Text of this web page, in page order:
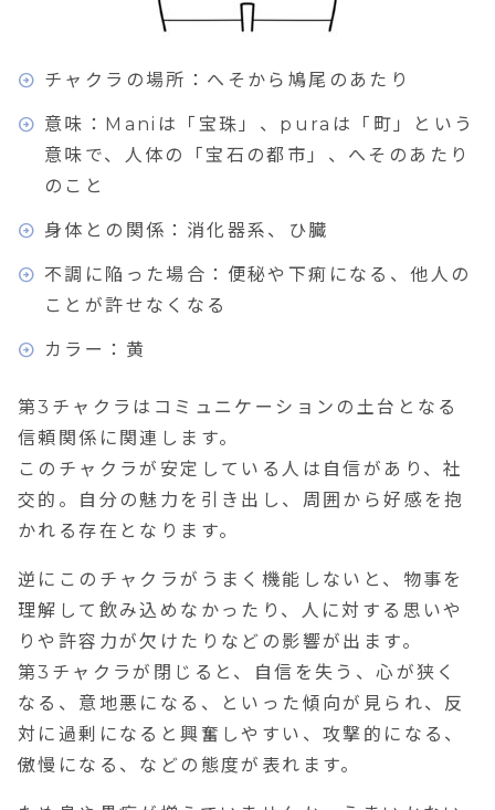
チャクラの場所：へそから鳩尾のあたり
意味：Maniは「宝珠」、puraは「町」という
意味で、人体の「宝石の都市」、へそのあたり
のこと
身体との関係：消化器系、ひ臓
不調に陥った場合：便秘や下痢になる、他人の
ことが許せなくなる
カラー：黄
第3チャクラは コミュニケーションの土台となる
信頼関係 に関連します。
このチャクラが安定している人は自信があり、社
交的。自分の魅力を引き出し、周囲から好感を抱
かれる存在となります。
逆にこのチャクラがうまく機能しないと、物事を
理解して飲み込めなかったり、人に対する思いや
りや許容力が欠けたりなどの影響が出ます。
第3チャクラが閉じると、自信を失う、心が狭く
なる、意地悪になる、といった傾向が見られ、反
対に過剰になると興奮しやすい、攻撃的になる、
傲慢になる、などの態度が表れます。